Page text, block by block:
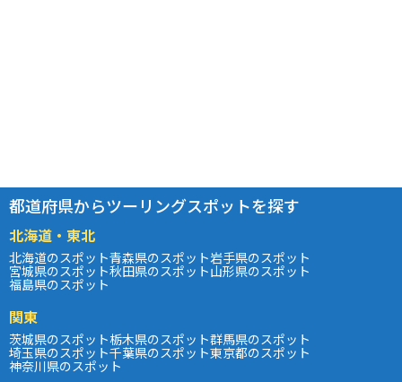
都道府県からツーリングスポットを探す
北海道・東北
北海道のスポット青森県のスポット岩手県のスポット
宮城県のスポット秋田県のスポット山形県のスポット
福島県のスポット
関東
茨城県のスポット栃木県のスポット群馬県のスポット
埼玉県のスポット千葉県のスポット東京都のスポット
神奈川県のスポット